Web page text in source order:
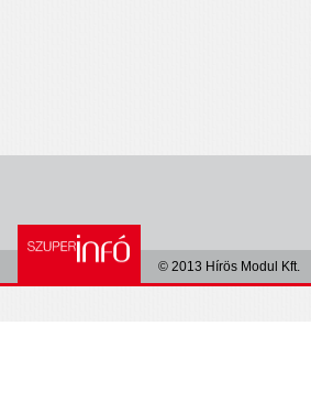
© 2013 Hírös Modul Kft.